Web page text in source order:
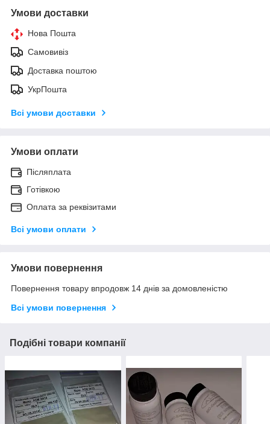
Умови доставки
Нова Пошта
Самовивіз
Доставка поштою
УкрПошта
Всі умови доставки
Умови оплати
Післяплата
Готівкою
Оплата за реквізитами
Всі умови оплати
Умови повернення
Повернення товару впродовж 14 днів за домовленістю
Всі умови повернення
Подібні товари компанії